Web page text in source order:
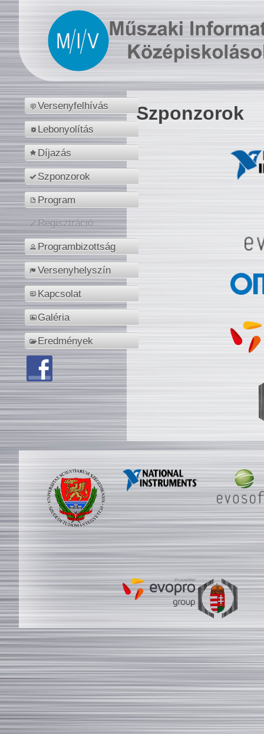
Versenyfelhívás
Lebonyolítás
Díjazás
Szponzorok
Program
Regisztráció
Programbizottság
Versenyhelyszín
Kapcsolat
Galéria
Eredmények
Szponzorok